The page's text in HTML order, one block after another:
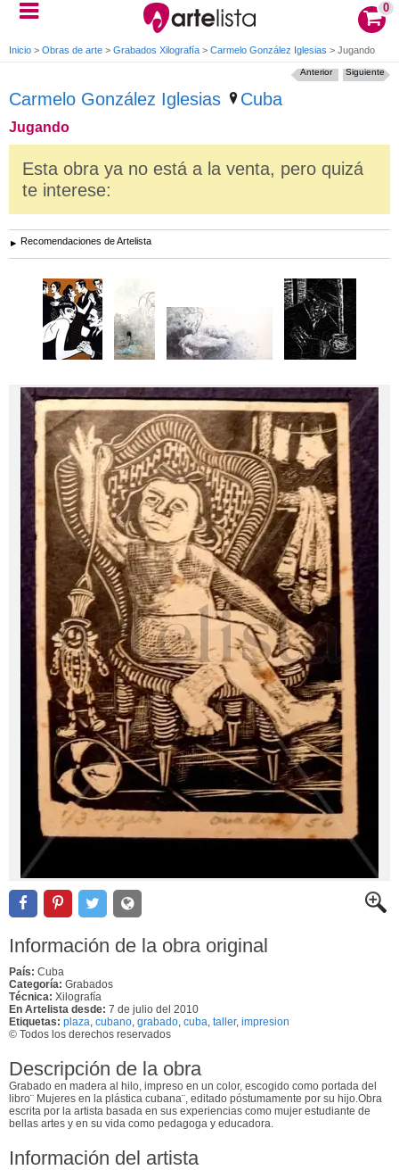
0
Inicio > Obras de arte > Grabados Xilografía > Carmelo González Iglesias > Jugando
Carmelo González Iglesias Cuba
Jugando
Siguiente
Anterior
Esta obra ya no está a la venta, pero quizá
te interese:
Recomendaciones de Artelista
Información de la obra original
País: Cuba
Categoría: Grabados
Técnica: Xilografía
En Artelista desde: 7 de julio del 2010
Etiquetas: plaza cubano grabado cuba taller, impresion
© Todos los derechos reservados
Descripción de la obra
Grabado en madera al hilo, impreso en un color, escogido como portada del
libro¨ Mujeres en la plástica cubana¨, editado póstumamente por su hijo.Obra
escrita por la artista basada en sus experiencias como mujer estudiante de
bellas artes y en su vida como pedagoga y educadora.
Información del artista